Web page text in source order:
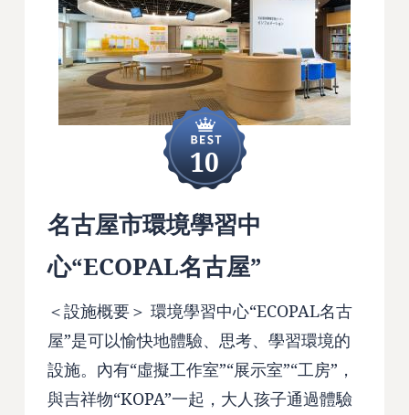
10
名古屋市環境學習中
心“ECOPAL名古屋”
＜設施概要＞ 環境學習中心“ECOPAL名古
屋”是可以愉快地體驗、思考、學習環境的
設施。內有“虛擬工作室”“展示室”“工房”，
與吉祥物“KOPA”一起，大人孩子通過體驗